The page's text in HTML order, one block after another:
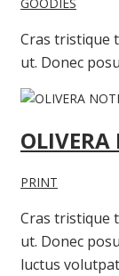
Cras tristique
ut. Donec
OLIVERA
PRINT
Cras tristique
ut. Donec
luctus